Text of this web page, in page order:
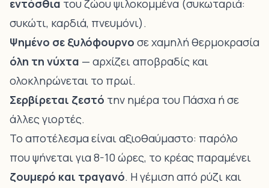
εντόσθια του ζώου ψιλοκομμένα (συκωταριά:
συκώτι, καρδιά, πνευμόνι).
Ψημένο σε ξυλόφουρνο σε χαμηλή θερμοκρασία
όλη τη νύχτα — αρχίζει αποβραδίς και
ολοκληρώνεται το πρωί.
Σερβίρεται ζεστό την ημέρα του Πάσχα ή σε
άλλες γιορτές.
Το αποτέλεσμα είναι αξιοθαύμαστο: παρόλο
που ψήνεται για 8-10 ώρες, το κρέας παραμένει
ζουμερό και τραγανό. Η γέμιση από ρύζι και